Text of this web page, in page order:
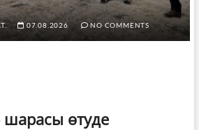
07.08.2026 NO COMMENTS
шарасы өтуде